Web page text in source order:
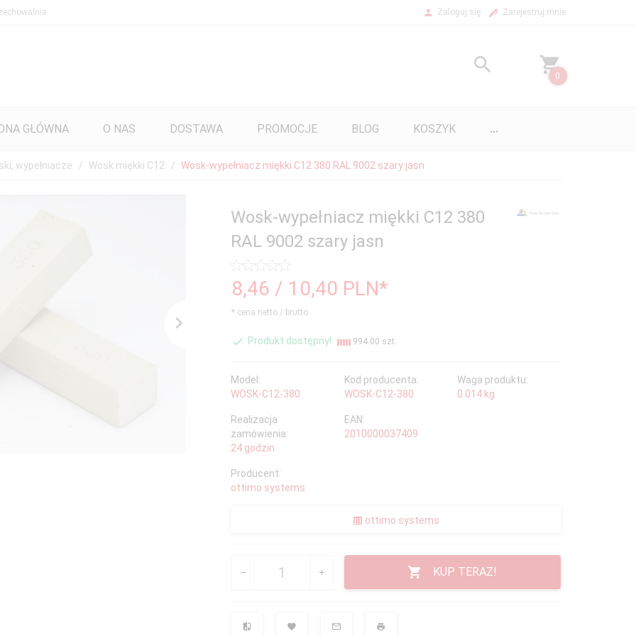
Zaloguj się Zarejestruj mnie
0
GŁÓWNA O NAS DOSTAWA PROMOCJE BLOG KOSZYK ...
wypełniacze Wosk miękki C12 Wosk-wypełniacz miękki C12 380 RAL 9002 szary jasn
Wosk-wypełniacz miękki C12 380
RAL 9002 szary jasn
8,46 / 10,40 PLN*
* cena netto / brutto
Produkt dostępny! 994.00 szt.
Model:
WOSK-C12-380
Kod producenta:
WOSK-C12-380
Waga produktu:
0.014 kg
Realizacja
zamówienia:
24 godzin
EAN:
2010000037409
Producent:
ottimo systems
ottimo systems
KUP TERAZ!